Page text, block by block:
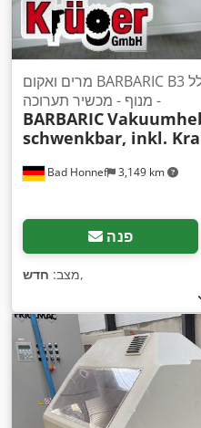
Bad Honnef 3,149 km
מרים ואקום BARBARIC B3 מסתובב, כולל
מנוף - מכשיר תערוכה -
BARBARIC
schwenkbar, inkl.
פנה
מצב: חדש ,